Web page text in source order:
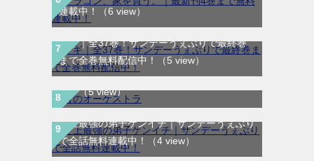
連載中！
（6 view）
マギ｜全37巻！サンデーうぇぶりで最終巻
まで全巻無料配信中！
（5 view）
青のオーケストラ｜マンガワンで全話無料連
載中（5 view）
史上最強の弟子ケンイチ｜サンデーうぇぶり
で全話無料連載中！
（4 view）
通りがかりにワンポイントアドバイスしてい
くタイプのヤンキー｜全8巻完結！マンガ